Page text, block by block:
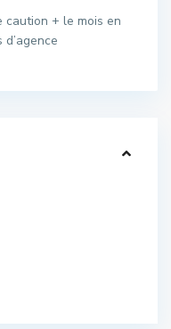
caution + le mois en